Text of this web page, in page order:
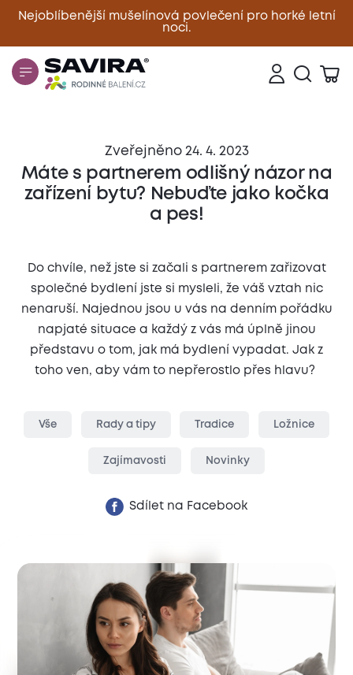
Nejoblíbenější mušelínová povlečení pro horké letní
noci.
Zavřít
Zveřejněno 24. 4. 2023
Máte s partnerem odlišný názor na
zařízení bytu? Nebuďte jako kočka
a pes!
Do chvíle, než jste si začali s partnerem zařizovat
společné bydlení jste si mysleli, že váš vztah nic
nenaruší. Najednou jsou u vás na denním pořádku
napjaté situace a každý z vás má úplně jinou
představu o tom, jak má bydlení vypadat. Jak z
toho ven, aby vám to nepřerostlo přes hlavu?
Vše Rady a tipy Tradice Ložnice
Zajímavosti Novinky
Sdílet na Facebook